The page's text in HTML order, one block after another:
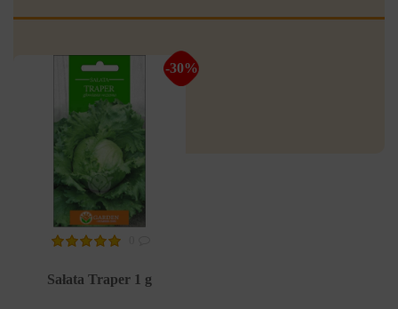
-30%
Sałata Traper 1 g